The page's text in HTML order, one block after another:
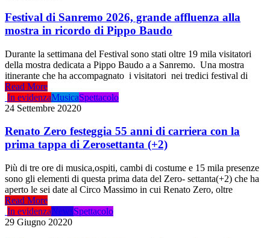
Festival di Sanremo 2026, grande affluenza alla
mostra in ricordo di Pippo Baudo
Durante la settimana del Festival sono stati oltre 19 mila visitatori
della mostra dedicata a Pippo Baudo a a Sanremo. Una mostra
itinerante che ha accompagnato i visitatori nei tredici festival di
Read More
In evidenzaMusicaSpettacolo
24 Settembre 20220
Renato Zero festeggia 55 anni di carriera con la
prima tappa di Zerosettanta (+2)
Più di tre ore di musica,ospiti, cambi di costume e 15 mila presenze
sono gli elementi di questa prima data del Zero- settanta(+2) che ha
aperto le sei date al Circo Massimo in cui Renato Zero, oltre
Read More
In evidenzaNewsSpettacolo
29 Giugno 20220